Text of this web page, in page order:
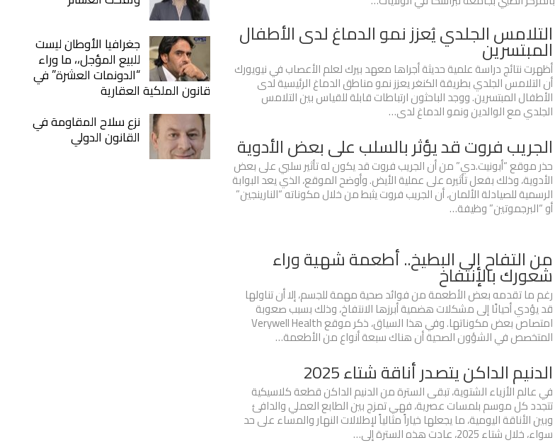
‫التلامس الجلدي يُعزز نمو الدماغ لدى الأطفال
المبتسرين
أظهرت نتائج دراسة علمية حديثة ‫أجراها معهد بيرك لعلم الأعصاب في نيويورك
أن التلامس الجلدي بطريقة ‫الكنغر يعزز نمو مناطق الدماغ الرئيسية لدى
الأطفال المبتسرين. ‫ووجد الباحثون ارتباطات قابلة للقياس بين التلامس
الجلدي مع الوالدين ‫ونمو الدماغ لدى…
‫الجريب فروت قد يؤثر بالسلب على بعض الأدوية
حذر موقع “أبونيت.دي” من أن الجريب ‫فروت قد يكون له تأثير سلبي على بعض
الأدوية، وذلك بفعل تأثيره على ‫عملية الأيض. ‫وأوضح الموقع، الذي يعد البوابة
الرسمية للصيادلة الألمان، أن الجريب ‫فروت يثبط من خلال مكوناته “النارينجين”
أو “البرجموتين” وظيفة…
من التفاح إلى البطيخ.. أطعمة شهية وراء
شعورك بالإنتفاخ
رغم ما تقدمه بعض الأطعمة من فوائد صحية مهمة للجسم، إلا أن تناولها
قد يؤدي أحيانًا إلى مشكلات هضمية أبرزها الانتفاخ، وذلك بسبب صعوبة
امتصاص بعض مكوناتها. وفي هذا السياق، ذكر موقع Verywell Health
المتخصص في الشؤون الصحية أن هناك سبعة أنواع من الأطعمة…
الدنيم الداكن يتصدر أناقة شتاء 2025
في عالم الأزياء الشتوية، تبقى السترة من الدنيم الداكن قطعة كلاسيكية
تتجدد كل موسم بلمسات عصرية، فهي تمزج بين الطابع العملي والدافئ
وبين الأناقة اليومية، ما يجعلها خياراً مثالياً لإطلالات النهار والمساء على حد
سواء، خلال شتاء 2025، عادت هذه السترة إلى…
جغرافيا الأوطان ليست
للبيع المؤجل،، ما وراء
“الدونمات العشرة” في
قانون الملكية العقارية
نزع سلاح المقاومة في
القانون الدولي